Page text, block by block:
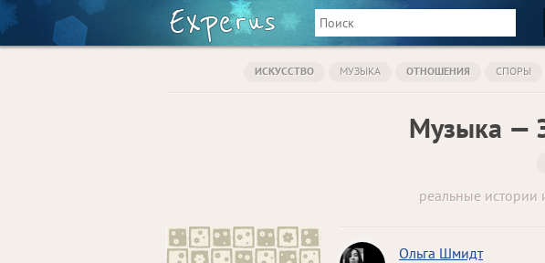
ИСКУССТВО МУЗЫКА ОТНОШЕНИЯ СПОРЫ
Музыка —
реальные
Ольга Шмидт